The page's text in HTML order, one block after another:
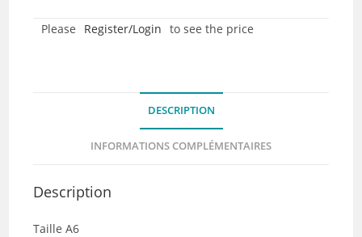
Please Register/Login to see the price
DESCRIPTION
INFORMATIONS COMPLÉMENTAIRES
Description
Taille A6